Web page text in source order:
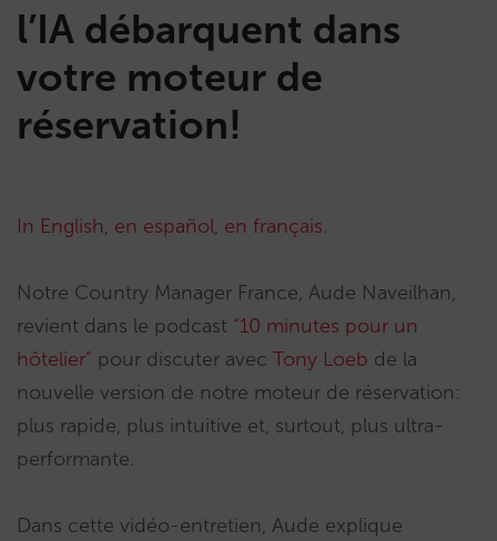
l’IA débarquent dans
votre moteur de
réservation!
In English, en español, en français.
Notre Country Manager France, Aude Naveilhan,
revient dans le podcast “10 minutes pour un
hôtelier” pour discuter avec Tony Loeb de la
nouvelle version de notre moteur de réservation:
plus rapide, plus intuitive et, surtout, plus ultra-
performante.
Dans cette vidéo-entretien, Aude explique